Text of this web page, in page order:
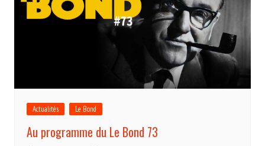
Actualités Le Bond
Au programme du Le Bond 73